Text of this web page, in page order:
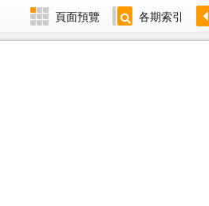
頁面預覽 各期索引